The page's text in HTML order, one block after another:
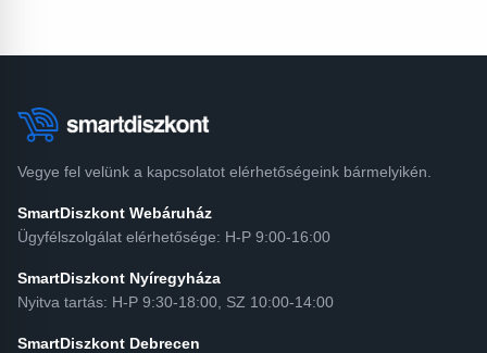
Vegye fel velünk a kapcsolatot elérhetőségeink bármelyikén.
SmartDiszkont Webáruház
Ügyfélszolgálat elérhetősége: H-P 9:00-16:00
SmartDiszkont Nyíregyháza
Nyitva tartás: H-P 9:30-18:00, SZ 10:00-14:00
SmartDiszkont Debrecen